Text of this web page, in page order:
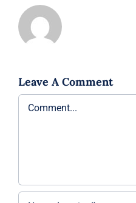
Leave A Comment
Comment